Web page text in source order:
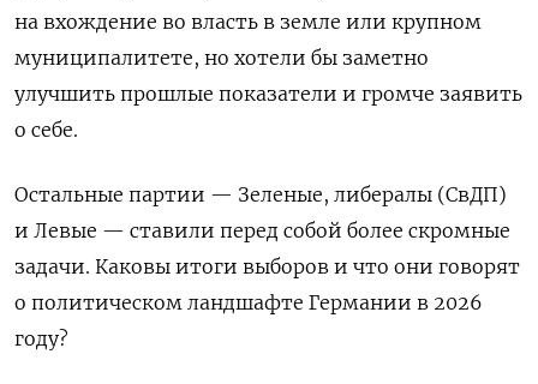
на вхождение во власть в земле или крупном
муниципалитете, но хотели бы заметно
улучшить прошлые показатели и громче заявить
о себе.
Остальные партии — Зеленые, либералы (СвДП)
и Левые — ставили перед собой более скромные
задачи. Каковы итоги выборов и что они говорят
о политическом ландшафте Германии в 2026
году?